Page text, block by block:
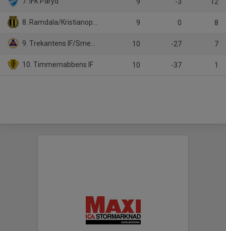
9 -3 12
8. Ramdala/Kristianopel B 9 0 8
9. Trekantens IF/Smedby BoIK 10 -27 7
10. Timmernabbens IF 10 -37 1